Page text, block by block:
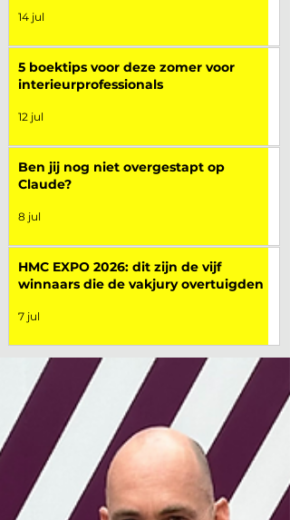
14 jul
5 boektips voor deze zomer voor
interieurprofessionals
12 jul
Ben jij nog niet overgestapt op
Claude?
8 jul
HMC EXPO 2026: dit zijn de vijf
winnaars die de vakjury overtuigden
7 jul